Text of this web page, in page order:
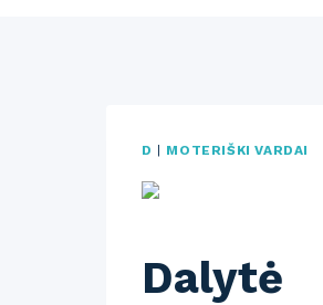
D MOTERIŠKI VARDAI
Dalytė